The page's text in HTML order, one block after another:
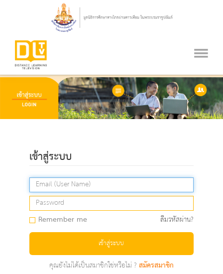
เข้าสู่ระบบ
Remember me ลืมรหัสผ่าน?
เข้าสู่ระบบ
คุณยังไม่ได้เป็นสมาชิกใช่หรือไม่ ?สมัครสมาชิก